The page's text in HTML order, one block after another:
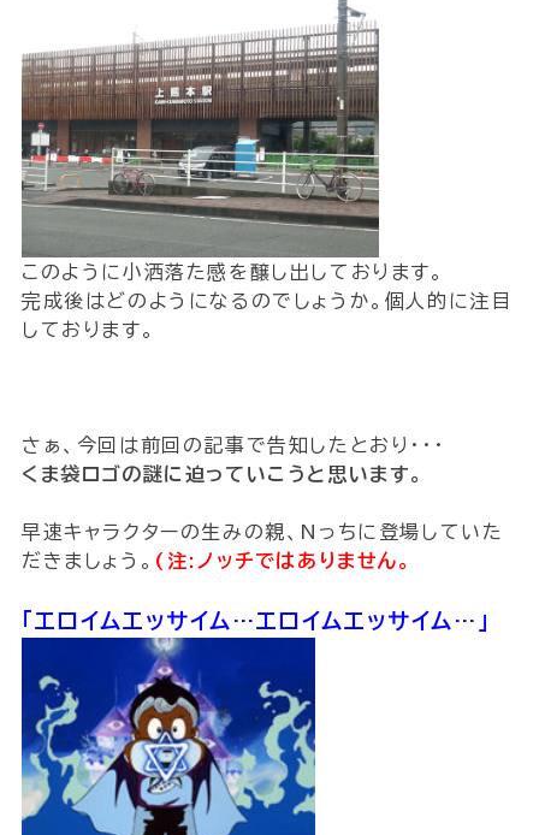
このように小洒落た感を醸し出しております。
完成後はどのようになるのでしょうか。個人的に注目
しております。
さぁ、今回は前回の記事で告知したとおり・・・
くま袋ロゴの謎に迫っていこうと思います。
早速キャラクターの生みの親、Nっちに登場していた
だきましょう。 (注:ノッチではありません。
「エロイムエッサイム…エロイムエッサイム…」